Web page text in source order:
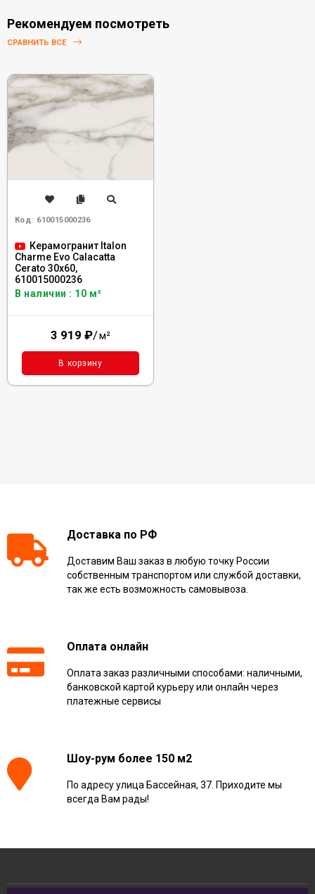
Рекомендуем посмотреть
СРАВНИТЬ ВСЕ
Код: 610015000236
Керамогранит Italon
Charme Evo Calacatta
Cerato 30x60,
610015000236
В наличии : 10 м²
3 919 ₽/м²
В корзину
Доставка по РФ
Доставим Ваш заказ в любую точку России
собственным транспортом или службой доставки,
так же есть возможность самовывоза.
Оплата онлайн
Оплата заказ различными способами: наличными,
банковской картой курьеру или онлайн через
платежные сервисы
Шоу-рум более 150 м2
По адресу улица Бассейная, 37. Приходите мы
всегда Вам рады!